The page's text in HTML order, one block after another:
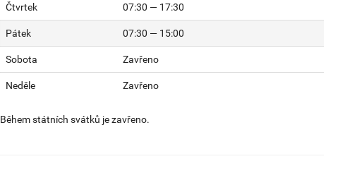
Čtvrtek 07:30 — 17:30
Pátek 07:30 — 15:00
Sobota Zavřeno
Neděle Zavřeno
Během státních svátků je zavřeno.